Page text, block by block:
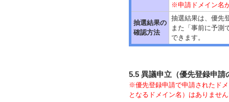
※申請ドメイン名
抽選結果の
確認方法
抽選結果は、優先
また「事前に予測
できます。
5.5 異議申立（優先登録申請
※優先登録申請で申請されたド
となるドメイン名）はありませ